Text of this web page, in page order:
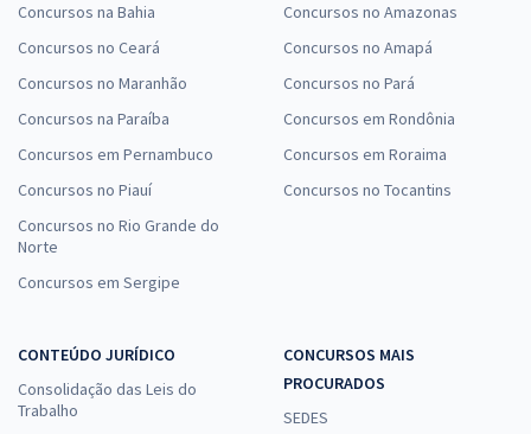
Concursos na Bahia
Concursos no Ceará
Concursos no Maranhão
Concursos na Paraíba
Concursos em Pernambuco
Concursos no Piauí
Concursos no Rio Grande do
Norte
Concursos em Sergipe
Concursos no Amazonas
Concursos no Amapá
Concursos no Pará
Concursos em Rondônia
Concursos em Roraima
Concursos no Tocantins
CONTEÚDO JURÍDICO
Consolidação das Leis do
Trabalho
CONCURSOS MAIS
PROCURADOS
SEDES